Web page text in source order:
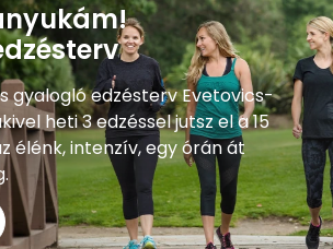
gyalogló edzésterv Evetovics-
heti 3 edzéssel jutsz el a 15
élénk, intenzív, egy órán át